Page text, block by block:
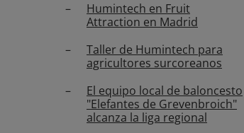
Humintech en Fruit
Attraction en Madrid
Taller de Humintech para
agricultores surcoreanos
El equipo local de baloncesto
"Elefantes de Grevenbroich"
alcanza la liga regional